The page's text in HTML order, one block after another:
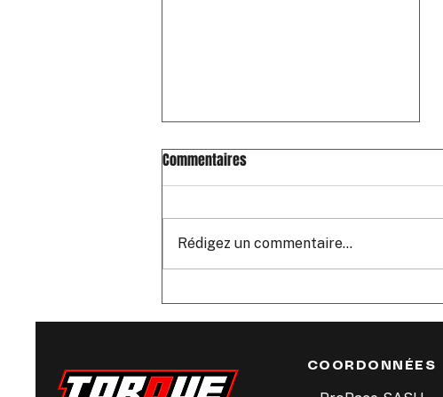
Évolution de nos tarifs : ce qui
change, ce qui reste.
Commentaires
Rédigez un commentaire...
COORDONNÉES